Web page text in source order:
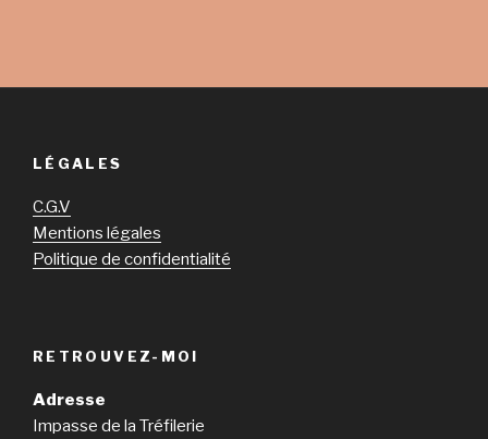
LÉGALES
C.G.V
Mentions légales
Politique de confidentialité
RETROUVEZ-MOI
Adresse
Impasse de la Tréfilerie